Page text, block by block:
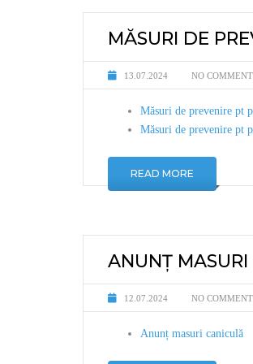
CARIERĂ
LEGISLAȚIE
SPORTPRIM OLTINA
AUDIENȚE
MĂSURI DE
13.07.2024 NO
Măsuri de prevenire pt
Măsuri de prevenire pt
READ MORE
ANUNȚ
12.07.2024 NO
Anunț masuri caniculă